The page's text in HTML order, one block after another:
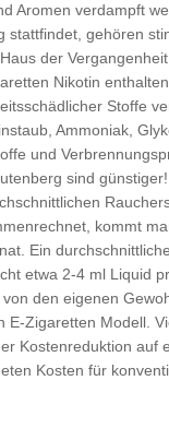
Aromen verdampft
stattfindet, gehören
der
Nikotin
Stoffe
Ammoniak,
und
sind
kommt
Ein
etwa 2-4 ml Liquid
den eigenen
E-Zigaretten Modell.
Kostenreduktion auf
Kosten für